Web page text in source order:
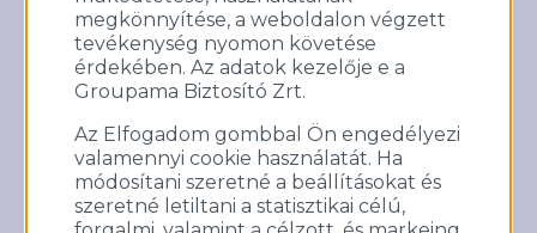
megkönnyítése, a weboldalon végzett
tevékenység nyomon követése
érdekében. Az adatok kezelője e a
Groupama Biztosító Zrt.
Az Elfogadom gombbal Ön engedélyezi
valamennyi cookie használatát. Ha
módosítani szeretné a beállításokat és
szeretné letiltani a statisztikai célú,
A Magyar Vöröskereszt felhívására
ismét összefogtak a Groupamák!